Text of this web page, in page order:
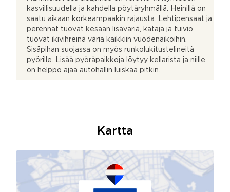
kasvillisuudella ja kahdella pöytäryhmällä. Heinillä on
saatu aikaan korkeampaakin rajausta. Lehtipensaat ja
perennat tuovat kesään lisäväriä, kataja ja tuivio
tuovat ikivihreinä väriä kaikkiin vuodenaikoihin.
Sisäpihan suojassa on myös runkolukitustelineitä
pyörille. Lisää pyöräpaikkoja löytyy kellarista ja niille
on helppo ajaa autohallin luiskaa pitkin.
Kartta